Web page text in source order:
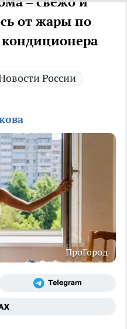
от жары по
России
ПроГород